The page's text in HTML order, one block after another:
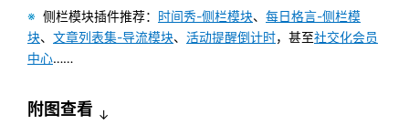
※ 侧栏模块插件推荐： 时间秀-侧栏模块、 每日格言-侧栏模
块、 文章列表集-导流模块、 活动提醒倒计时，甚至社交化会员
中心……
附图查看 ↓